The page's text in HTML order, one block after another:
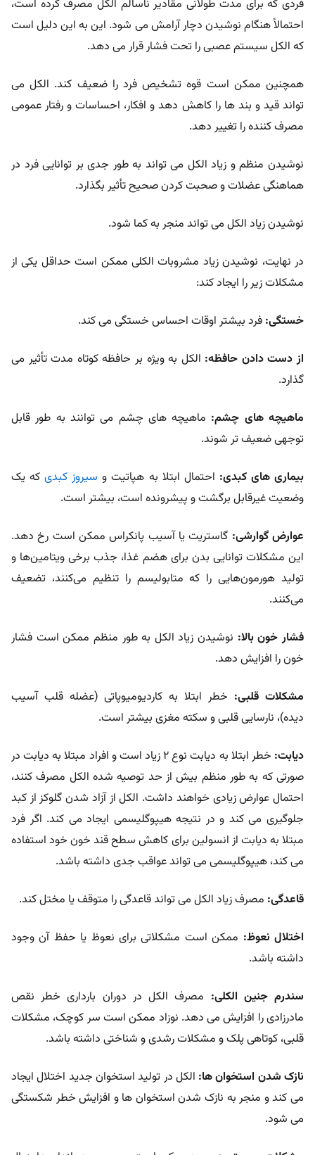
فردی که برای مدت طولانی مقادیر ناسالم الکل مصرف کرده است،
احتمالاً هنگام نوشیدن دچار آرامش می شود. این به این دلیل است
که الکل سیستم عصبی را تحت فشار قرار می دهد.
همچنین ممکن است قوه تشخیص فرد را ضعیف کند. الکل می
تواند قید و بند ها را کاهش دهد و افکار، احساسات و رفتار عمومی
مصرف کننده را تغییر دهد.
نوشیدن منظم و زیاد الکل می تواند به طور جدی بر توانایی فرد در
هماهنگی عضلات و صحبت کردن صحیح تأثیر بگذارد.
نوشیدن زیاد الکل می تواند منجر به کما شود.
در نهایت، نوشیدن زیاد مشروبات الکلی ممکن است حداقل یکی از
مشکلات زیر را ایجاد کند:
خستگی: فرد بیشتر اوقات احساس خستگی می کند.
از دست دادن حافظه: الکل به ویژه بر حافظه کوتاه مدت تأثیر می
گذارد.
ماهیچه های چشم: ماهیچه های چشم می توانند به طور قابل
توجهی ضعیف تر شوند.
بیماری های کبدی: احتمال ابتلا به هپاتیت و سیروز کبدیکه یک
وضعیت غیرقابل برگشت و پیشرونده است، بیشتر است.
عوارض گوارشی: گاستریت یا آسیب پانکراس ممکن است رخ دهد.
این مشکلات توانایی بدن برای هضم غذا، جذب برخی ویتامین‌ها و
تولید هورمون‌هایی را که متابولیسم را تنظیم می‌کنند، تضعیف
می‌کنند.
فشار خون بالا: نوشیدن زیاد الکل به طور منظم ممکن است فشار
خون را افزایش دهد.
مشکلات قلبی: خطر ابتلا به کاردیومیوپاتی (عضله قلب آسیب
دیده)، نارسایی قلبی و سکته مغزی بیشتر است.
دیابت:
خطر ابتلا به دیابت نوع 2 زیاد است و افراد مبتلا به دیابت در
صورتی که به طور منظم بیش از حد توصیه شده الکل مصرف کنند،
احتمال عوارض زیادی خواهند داشت. الکل از آزاد شدن گلوکز از کبد
جلوگیری می کند و در نتیجه هیپوگلیسمی ایجاد می کند. اگر فرد
مبتلا به دیابت از انسولین برای کاهش سطح قند خون خود استفاده
می کند، هیپوگلیسمی می تواند عواقب جدی داشته باشد.
قاعدگی: مصرف زیاد الکل می تواند قاعدگی را متوقف یا مختل کند.
اختلال نعوظ: ممکن است مشکلاتی برای نعوظ یا حفظ آن وجود
داشته باشد.
سندرم جنین الکلی: مصرف الکل در دوران بارداری خطر نقص
مادرزادی را افزایش می دهد. نوزاد ممکن است سر کوچک، مشکلات
قلبی، کوتاهی پلک و مشکلات رشدی و شناختی داشته باشد.
نازک شدن استخوان ها: الکل در تولید استخوان جدید اختلال ایجاد
می کند و منجر به نازک شدن استخوان ها و افزایش خطر شکستگی
می شود.